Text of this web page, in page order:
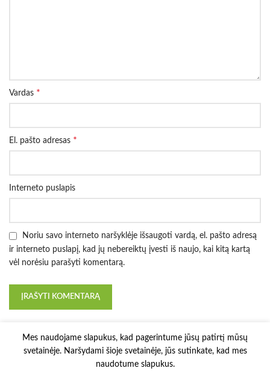
Vardas *
El. pašto adresas *
Interneto puslapis
Noriu savo interneto naršyklėje išsaugoti vardą, el. pašto adresą
ir interneto puslapį, kad jų nebereiktų įvesti iš naujo, kai kitą kartą
vėl norėsiu parašyti komentarą.
Mes naudojame slapukus, kad pagerintume jūsų patirtį mūsų
svetainėje. Naršydami šioje svetainėje, jūs sutinkate, kad mes
naudotume slapukus.